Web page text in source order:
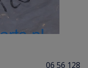
06 56 128